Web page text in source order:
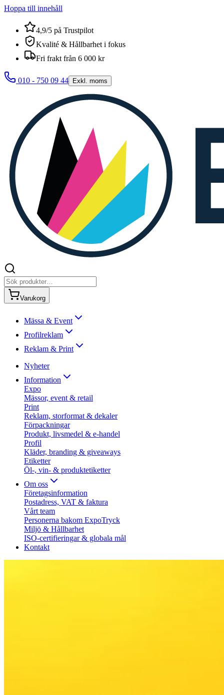
Hoppa till innehåll
4,9/5 på Trustpilot
Kvalité & Hållbarhet i fokus
Fri frakt från 6 000 kr
010 - 750 09 44 Exkl. moms
Varukorg
Mässa & Event
Profilreklam
Reklam & Print
Nyheter
Information
Expo
Mässor, event & retail
Print
Reklam, storformat & dekaler
Förpackningar
Produkt, livsmedel & e-handel
Profil
Kläder, branding & giveaways
Etiketter
Öl-, vin- & produktetiketter
Om oss
Företagsinformation
Postadress, VAT & faktura
Vårt team
Personerna bakom ExpoTryck
Miljö & Hållbarhet
ISO-certifieringar & globala mål
Kontakt